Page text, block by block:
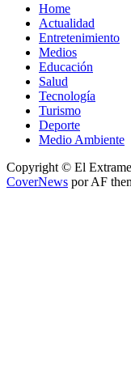
Home
Actualidad
Entretenimiento
Medios
Educación
Salud
Tecnología
Turismo
Deporte
Medio Ambiente
Copyright © El
CoverNews por AF